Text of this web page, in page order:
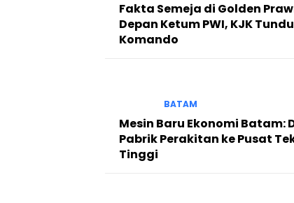
Fakta Semeja di Golden
Depan Ketum PWI, KJK
Komando
BATAM
Mesin Baru Ekonomi Batam:
Pabrik Perakitan ke Pusat
Tinggi